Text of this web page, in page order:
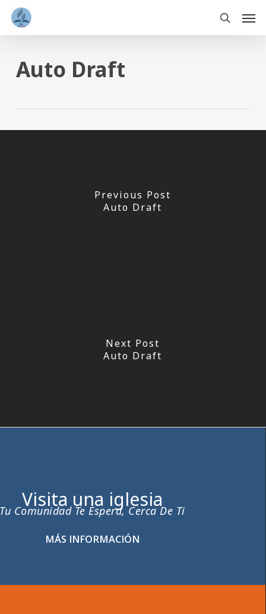
main
content search
Auto Draft
Previous Post
Auto Draft
Next Post
Auto Draft
Visita una iglesia
Tu Comunidad Te Espera, Cerca De Ti
MÁS INFORMACIÓN